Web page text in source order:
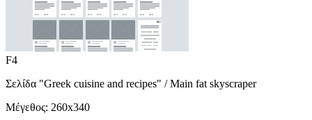
F4
Σελίδα "Greek cuisine and recipes" / Main fat skyscraper
Μέγεθος: 260x340